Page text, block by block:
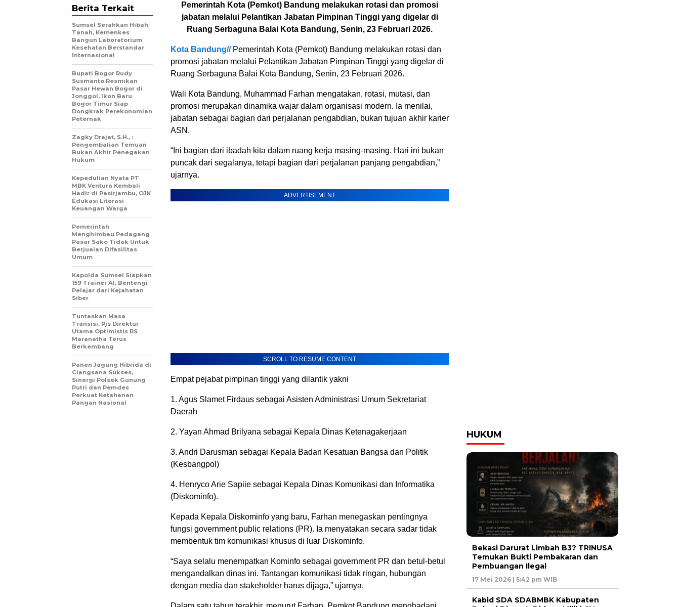
Pemerintah Kota (Pemkot) Bandung melakukan rotasi dan promosi
jabatan melalui Pelantikan Jabatan Pimpinan Tinggi yang digelar di
Ruang Serbaguna Balai Kota Bandung, Senin, 23 Februari 2026.
Kota Bandung// Pemerintah Kota (Pemkot) Bandung melakukan rotasi dan
promosi jabatan melalui Pelantikan Jabatan Pimpinan Tinggi yang digelar di
Ruang Serbaguna Balai Kota Bandung, Senin, 23 Februari 2026.
Wali Kota Bandung, Muhammad Farhan mengatakan, rotasi, mutasi, dan
promosi merupakan dinamika wajar dalam organisasi modern. Ia menilai,
jabatan sebagai bagian dari perjalanan pengabdian, bukan tujuan akhir karier
ASN.
“Ini bagian dari ibadah kita dalam ruang kerja masing-masing. Hari ini bukan
puncak dari segalanya, tetapi bagian dari perjalanan panjang pengabdian,”
ujarnya.
ADVERTISEMENT
SCROLL TO RESUME CONTENT
Empat pejabat pimpinan tinggi yang dilantik yakni
1. Agus Slamet Firdaus sebagai Asisten Administrasi Umum Sekretariat
Daerah
2. Yayan Ahmad Brilyana sebagai Kepala Dinas Ketenagakerjaan
3. Andri Darusman sebagai Kepala Badan Kesatuan Bangsa dan Politik
(Kesbangpol)
4. Henryco Arie Sapiie sebagai Kepala Dinas Komunikasi dan Informatika
(Diskominfo).
Kepada Kepala Diskominfo yang baru, Farhan menegaskan pentingnya
fungsi government public relations (PR). Ia menyatakan secara sadar tidak
membentuk tim komunikasi khusus di luar Diskominfo.
“Saya selalu menempatkan Kominfo sebagai government PR dan betul-betul
mengandalkan dinas ini. Tantangan komunikasi tidak ringan, hubungan
dengan media dan stakeholder harus dijaga,” ujarnya.
Berita Terkait
Sumsel Serahkan Hibah
Tanah, Kemenkes
Bangun Laboratorium
Kesehatan Berstandar
Internasional
Bupati Bogor Rudy
Susmanto Resmikan
Pasar Hewan Bogor di
Jonggol, Ikon Baru
Bogor Timur Siap
Dongkrak Perekonomian
Peternak
Zagky Drajat, S.H., :
Pengembalian Temuan
Bukan Akhir Penegakan
Hukum
Kepedulian Nyata PT
MBK Ventura Kembali
Hadir di Pasirjambu, OJK
Edukasi Literasi
Keuangan Warga
Pemerintah
Menghimbau Pedagang
Pasar Sako Tidak Untuk
Berjualan Difasilitas
Umum
Kapolda Sumsel Siapkan
159 Trainer AI, Bentengi
Pelajar dari Kejahatan
Siber
Tuntaskan Masa
Transisi, Pjs Direktur
Utama Optimistis RS
Maranatha Terus
Berkembang
Panen Jagung Hibrida di
Ciangsana Sukses,
Sinergi Polsek Gunung
Putri dan Pemdes
Perkuat Ketahanan
Pangan Nasional
HUKUM
Bekasi Darurat Limbah B3? TRINUSA
Temukan Bukti Pembakaran dan
Pembuangan Ilegal
17 Mei 2026 | 5:42 pm WIB
Kabid SDA SDABMBK Kabupaten